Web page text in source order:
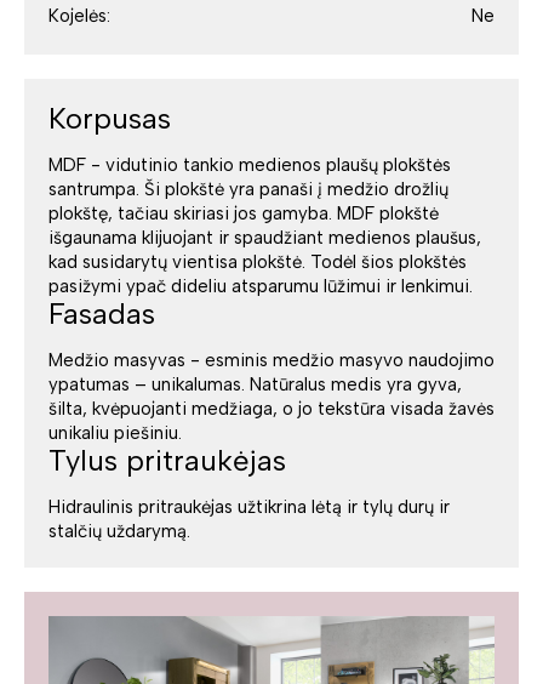
Kojelės:
Ne
Korpusas
MDF - vidutinio tankio medienos plaušų plokštės
santrumpa. Ši plokštė yra panaši į medžio drožlių
plokštę, tačiau skiriasi jos gamyba. MDF plokštė
išgaunama klijuojant ir spaudžiant medienos plaušus,
kad susidarytų vientisa plokštė. Todėl šios plokštės
pasižymi ypač dideliu atsparumu lūžimui ir lenkimui.
Fasadas
Medžio masyvas - esminis medžio masyvo naudojimo
ypatumas – unikalumas. Natūralus medis yra gyva,
šilta, kvėpuojanti medžiaga, o jo tekstūra visada žavės
unikaliu piešiniu.
Tylus pritraukėjas
Hidraulinis pritraukėjas užtikrina lėtą ir tylų durų ir
stalčių uždarymą.